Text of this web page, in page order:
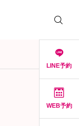
LINE予約
WEB予約